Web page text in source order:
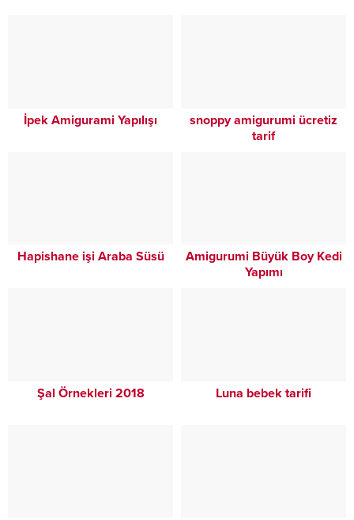
İpek Amigurami Yapılışı
snoppy amigurumi ücretiz
tarif
Hapishane işi Araba Süsü
Amigurumi Büyük Boy Kedi
Yapımı
Şal Örnekleri 2018 Luna bebek tarifi